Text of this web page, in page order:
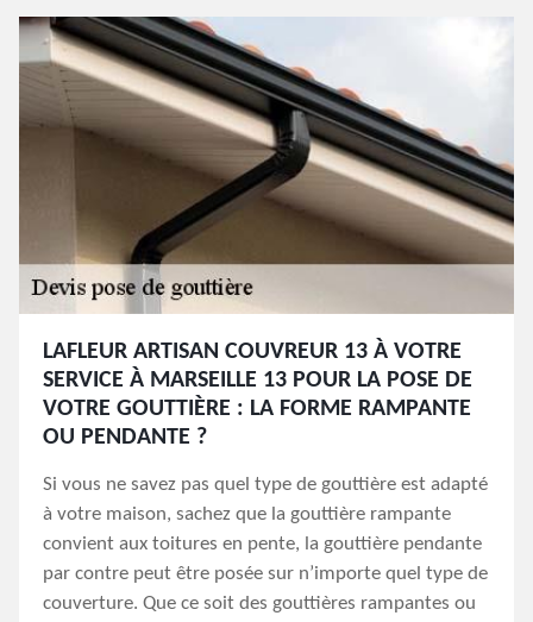
LAFLEUR ARTISAN COUVREUR 13 À VOTRE
SERVICE À MARSEILLE 13 POUR LA POSE DE
VOTRE GOUTTIÈRE : LA FORME RAMPANTE
OU PENDANTE ?
Si vous ne savez pas quel type de gouttière est adapté
à votre maison, sachez que la gouttière rampante
convient aux toitures en pente, la gouttière pendante
par contre peut être posée sur n’importe quel type de
couverture. Que ce soit des gouttières rampantes ou